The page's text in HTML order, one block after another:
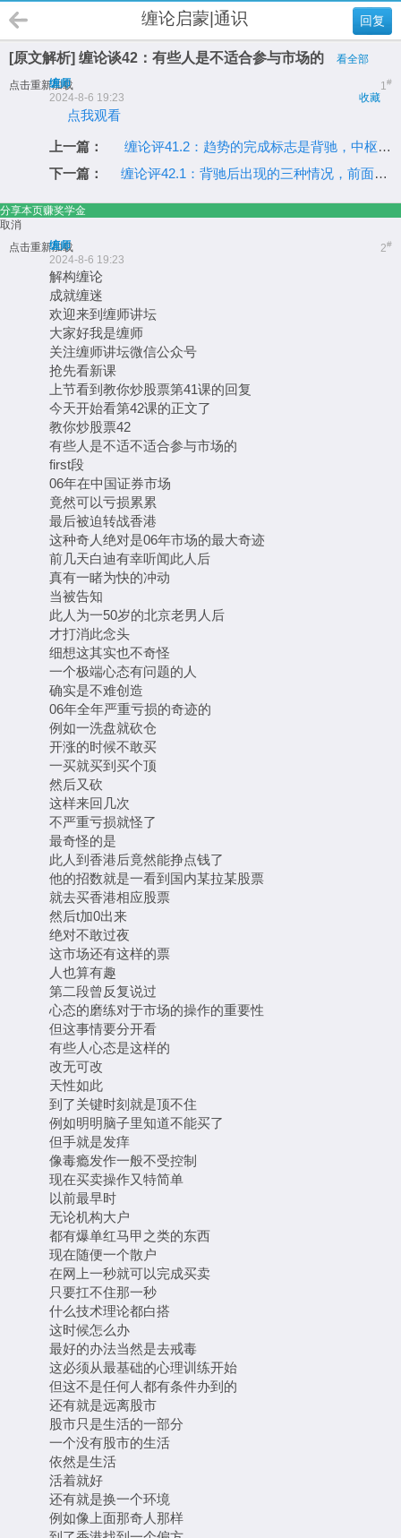
回复
缠论启蒙|通识
[原文解析] 缠论谈42：有些人是不适合参与市场的 看全部
点击重新加载 1#
缠师
收藏
2024-8-6 19:23
点我观看
上一篇：
缠论评41.2：趋势的完成标志是背驰，中枢的完成是三买或三卖
下一篇：
缠论评42.1：背驰后出现的三种情况，前面有一堂课专门说过
分享本页赚奖学金
取消
点击重新加载
2#
缠师
2024-8-6 19:23
解构缠论
成就缠迷
欢迎来到缠师讲坛
大家好我是缠师
关注缠师讲坛微信公众号
抢先看新课
上节看到教你炒股票第41课的回复
今天开始看第42课的正文了
教你炒股票42
有些人是不适不适合参与市场的
first段
06年在中国证券市场
竟然可以亏损累累
最后被迫转战香港
这种奇人绝对是06年市场的最大奇迹
前几天白迪有幸听闻此人后
真有一睹为快的冲动
当被告知
此人为一50岁的北京老男人后
才打消此念头
细想这其实也不奇怪
一个极端心态有问题的人
确实是不难创造
06年全年严重亏损的奇迹的
例如一洗盘就砍仓
开涨的时候不敢买
一买就买到买个顶
然后又砍
这样来回几次
不严重亏损就怪了
最奇怪的是
此人到香港后竟然能挣点钱了
他的招数就是一看到国内某拉某股票
就去买香港相应股票
然后t加0出来
绝对不敢过夜
这市场还有这样的票
人也算有趣
第二段曾反复说过
心态的磨练对于市场的操作的重要性
但这事情要分开看
有些人心态是这样的
改无可改
天性如此
到了关键时刻就是顶不住
例如明明脑子里知道不能买了
但手就是发痒
像毒瘾发作一般不受控制
现在买卖操作又特简单
以前最早时
无论机构大户
都有爆单红马甲之类的东西
现在随便一个散户
在网上一秒就可以完成买卖
只要扛不住那一秒
什么技术理论都白搭
这时候怎么办
最好的办法当然是去戒毒
这必须从最基础的心理训练开始
但这不是任何人都有条件办到的
还有就是远离股市
股市只是生活的一部分
一个没有股市的生活
依然是生活
活着就好
还有就是换一个环境
例如像上面那奇人那样